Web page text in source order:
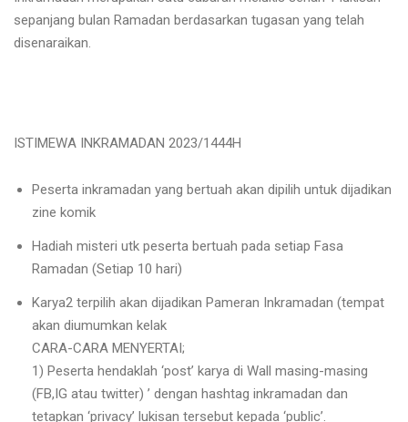
sepanjang bulan Ramadan berdasarkan tugasan yang telah
disenaraikan.
ISTIMEWA INKRAMADAN 2023/1444H
Peserta inkramadan yang bertuah akan dipilih untuk dijadikan
zine komik
Hadiah misteri utk peserta bertuah pada setiap Fasa
Ramadan (Setiap 10 hari)
Karya2 terpilih akan dijadikan Pameran Inkramadan (tempat
akan diumumkan kelak
CARA-CARA MENYERTAI;
1) Peserta hendaklah ‘post’ karya di Wall masing-masing
(FB,IG atau twitter) ’ dengan hashtag inkramadan dan
tetapkan ‘privacy’ lukisan tersebut kepada ‘public’.